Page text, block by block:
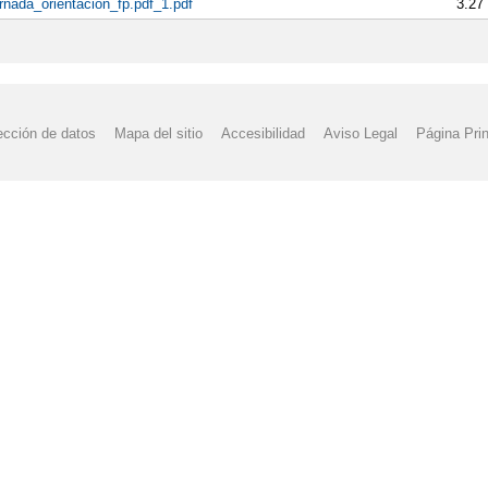
3.27
de datos Mapa del sitio Accesibilidad Aviso Legal Página